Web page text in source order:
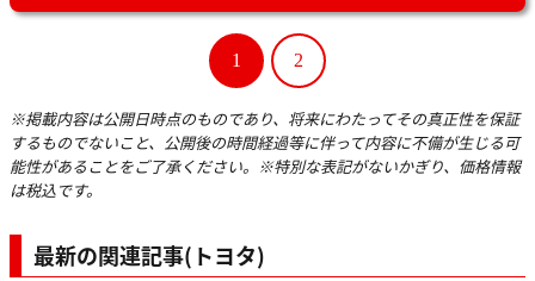
1 2
※掲載内容は公開日時点のものであり、将来にわたってその真正性を保証
するものでないこと、公開後の時間経過等に伴って内容に不備が生じる可
能性があることをご了承ください。※特別な表記がないかぎり、価格情報
は税込です。
最新の関連記事(トヨタ)